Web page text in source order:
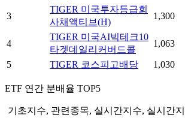
3
TIGER 미국투자등급회
사채액티브(H)
1,300
4
TIGER 미국AI빅테크10
타겟데일리커버드콜
1,063
5 TIGER 코스피고배당 1,030
ETF 연간 분배율 TOP5
기초지수, 관련종목, 실시간지수, 실시간지